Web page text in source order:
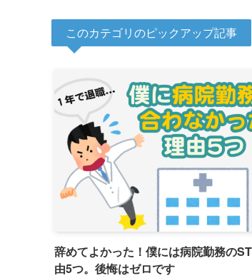
このカテゴリのピックアップ記事
辞めてよかった！僕には病院勤務の
由5つ。後悔はゼロです